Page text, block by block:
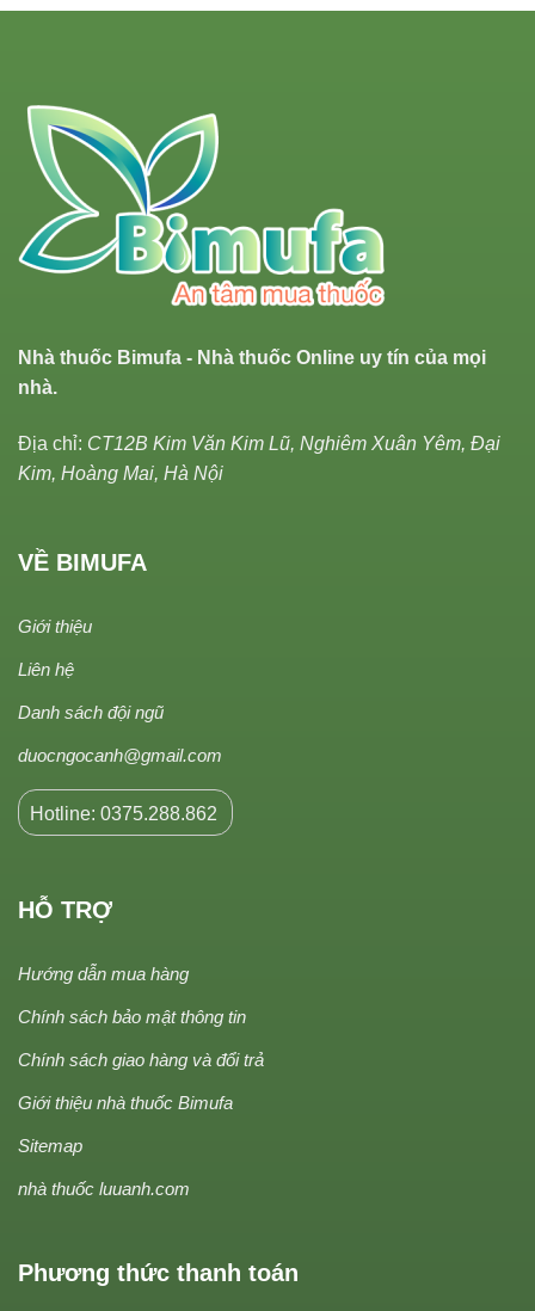
Nhà thuốc Bimufa - Nhà thuốc Online uy tín của mọi
nhà.
Địa chỉ: CT12B Kim Văn Kim Lũ, Nghiêm Xuân Yêm, Đại
Kim, Hoàng Mai, Hà Nội
VỀ BIMUFA
Giới thiệu
Liên hệ
Danh sách đội ngũ
duocngocanh@gmail.com
Hotline: 0375.288.862
HỖ TRỢ
Hướng dẫn mua hàng
Chính sách bảo mật thông tin
Chính sách giao hàng và đổi trả
Giới thiệu nhà thuốc Bimufa
Sitemap
nhà thuốc luuanh.com
Phương thức thanh toán